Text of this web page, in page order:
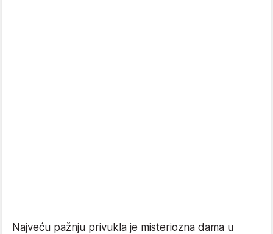
Najveću pažnju privukla je misteriozna dama u